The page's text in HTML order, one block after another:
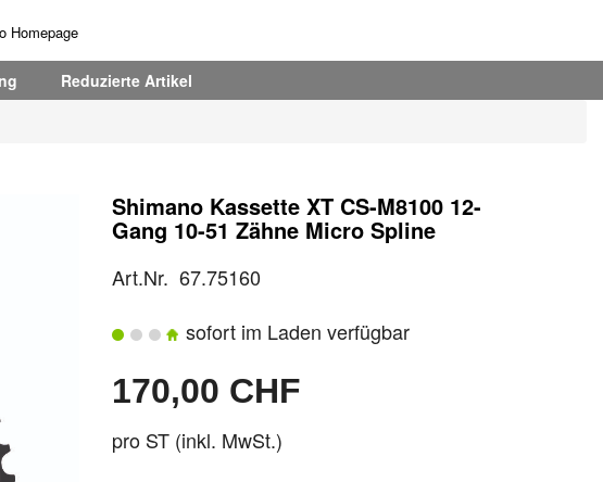
Homepage
Reduzierte Artikel
Shimano Kassette XT CS-M8100 12-
Gang 10-51 Zähne Micro Spline
Art.Nr. 67.75160
sofort im Laden verfügbar
170,00 CHF
pro ST (inkl. MwSt.)